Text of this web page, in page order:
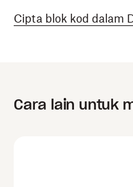
Cipta blok kod dalam
Cara lain untuk